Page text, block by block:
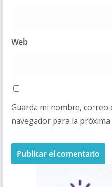
Web
Guarda mi nombre, correo
navegador para la próxima